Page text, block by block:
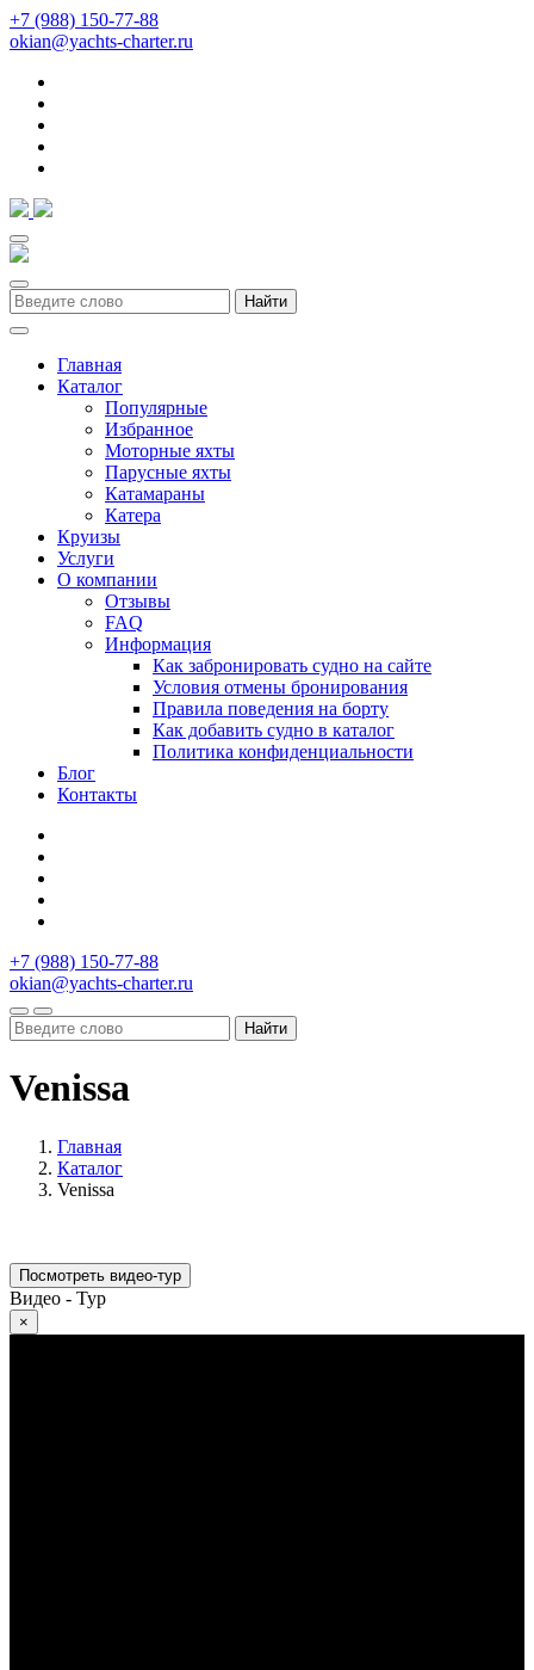
+7 (988) 150-77-88
okian@yachts-charter.ru
Найти
Главная
Каталог
Популярные
Избранное
Моторные яхты
Парусные яхты
Катамараны
Катера
Круизы
Услуги
О компании
Отзывы
FAQ
Информация
Как забронировать судно на сайте
Условия отмены бронирования
Правила поведения на борту
Как добавить судно в каталог
Политика конфиденциальности
Блог
Контакты
+7 (988) 150-77-88
okian@yachts-charter.ru
Найти
Venissa
Главная
Каталог
Venissa
Посмотреть видео-тур
Видео - Тур
×